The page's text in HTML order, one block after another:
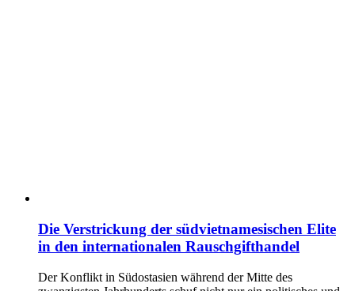
Die Verstrickung der südvietnamesischen Elite
in den internationalen Rauschgifthandel
Der Konflikt in Südostasien während der Mitte des